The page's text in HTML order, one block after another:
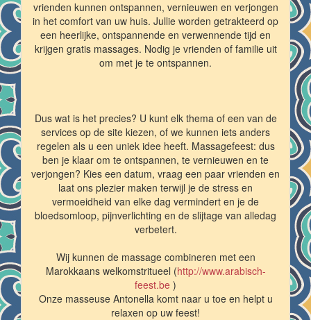
vrienden kunnen ontspannen, vernieuwen en verjongen
in het comfort van uw huis. Jullie worden getrakteerd op
een heerlijke, ontspannende en verwennende tijd en
krijgen gratis massages. Nodig je vrienden of familie uit
om met je te ontspannen.
Dus wat is het precies? U kunt elk thema of een van de
services op de site kiezen, of we kunnen iets anders
regelen als u een uniek idee heeft. Massagefeest: dus
ben je klaar om te ontspannen, te vernieuwen en te
verjongen? Kies een datum, vraag een paar vrienden en
laat ons plezier maken terwijl je de stress en
vermoeidheid van elke dag vermindert en je de
bloedsomloop, pijnverlichting en de slijtage van alledag
verbetert.
Wij kunnen de massage combineren met een
Marokkaans welkomstritueel (http://www.arabisch-
feest.be )
Onze masseuse Antonella komt naar u toe en helpt u
relaxen op uw feest!